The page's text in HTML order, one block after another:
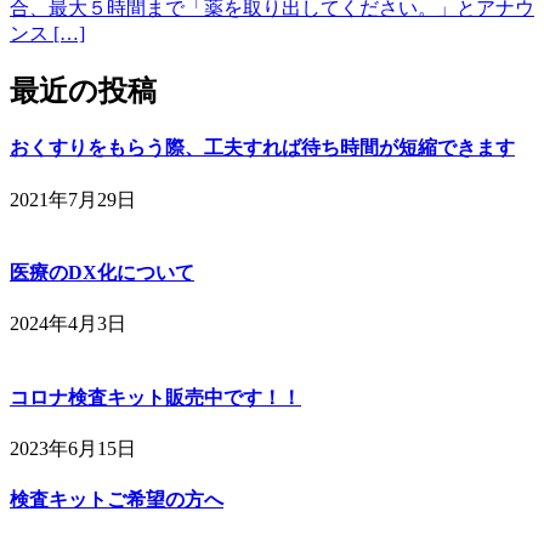
合、最大５時間まで「薬を取り出してください。」とアナウ
ンス […]
最近の投稿
おくすりをもらう際、工夫すれば待ち時間が短縮できます
2021年7月29日
医療のDX化について
2024年4月3日
コロナ検査キット販売中です！！
2023年6月15日
検査キットご希望の方へ